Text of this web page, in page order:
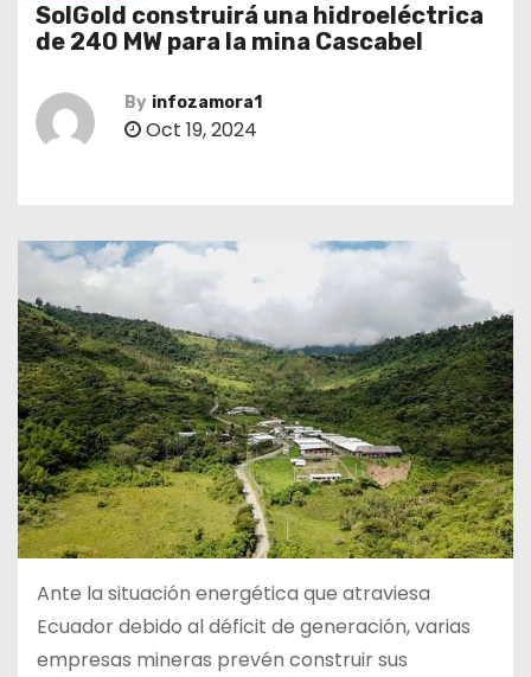
SolGold construirá una hidroeléctrica
de 240 MW para la mina Cascabel
By infozamora1
Oct 19, 2024
Ante la situación energética que atraviesa
Ecuador debido al déficit de generación, varias
empresas mineras prevén construir sus